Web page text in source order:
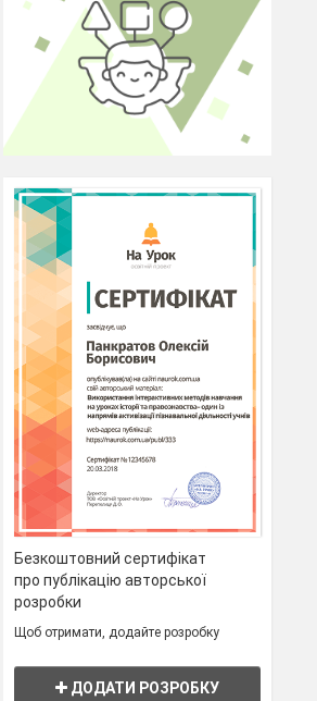
Безкоштовний сертифікат
про публікацію авторської
розробки
Щоб отримати, додайте розробку
ДОДАТИ РОЗРОБКУ